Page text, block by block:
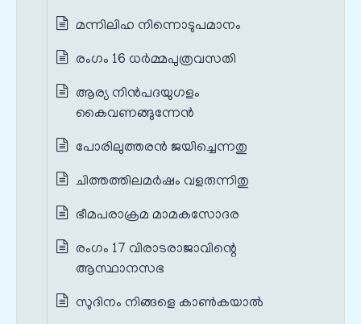
മന്നിലിഹ നിന്നൊടുപമാനം
രംഗം 16 ധർമ്മപുത്രവസതി
ആര്യ നിൻപദയുഗളം
കൈവണങ്ങുന്നേൻ
പോരിലുത്തരൻ ജയിച്ചെന്നതു
ചിത്തത്തിലമർഷം വളരുന്നിതു
ഭീമപരാക്രമ മാമകസോദര
രംഗം 17 വിരാടരാജാവിന്റെ
ആസ്ഥാനസഭ
സുദിനം നിങ്ങളെ കാൺകയാൽ